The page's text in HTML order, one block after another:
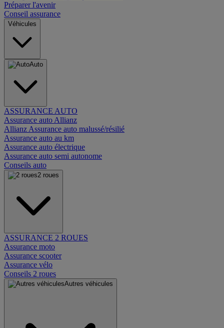
Préparer l'avenir
Conseil assurance
Véhicules
Auto
ASSURANCE AUTO
Assurance auto Allianz
Allianz Assurance auto malussé/résilié
Assurance auto au km
Assurance auto électrique
Assurance auto semi autonome
Conseils auto
2 roues
ASSURANCE 2 ROUES
Assurance moto
Assurance scooter
Assurance vélo
Conseils 2 roues
Autres véhicules